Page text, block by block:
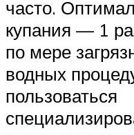
часто.
купания — 1
по мере
водных
пользоваться